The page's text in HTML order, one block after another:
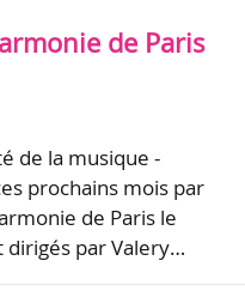
de Paris
de la musique -
prochains mois par
de Paris le
par Valery…